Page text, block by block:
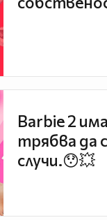
Barbie 2
трябва да
случи.😯💥